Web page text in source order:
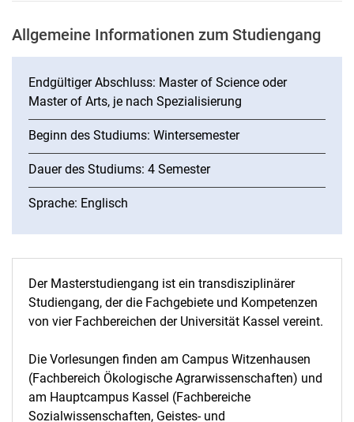
Allgemeine Informationen zum Studiengang
Endgültiger Abschluss: Master of Science oder
Master of Arts, je nach Spezialisierung
Beginn des Studiums: Wintersemester
Dauer des Studiums: 4 Semester
Sprache: Englisch
Der Masterstudiengang ist ein transdisziplinärer
Studiengang, der die Fachgebiete und Kompetenzen
von vier Fachbereichen der Universität Kassel vereint.
Die Vorlesungen finden am Campus Witzenhausen
(Fachbereich Ökologische Agrarwissenschaften) und
am Hauptcampus Kassel (Fachbereiche
Sozialwissenschaften, Geistes- und